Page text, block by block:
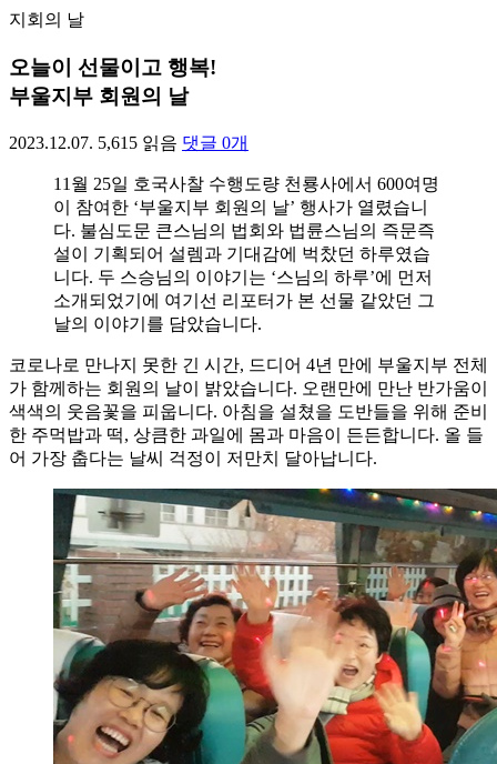
지회의 날
오늘이 선물이고 행복!
부울지부 회원의 날
2023.12.07. 5,615 읽음 댓글 0개
11월 25일 호국사찰 수행도량 천룡사에서 600여명
이 참여한 ‘부울지부 회원의 날’ 행사가 열렸습니
다. 불심도문 큰스님의 법회와 법륜스님의 즉문즉
설이 기획되어 설렘과 기대감에 벅찼던 하루였습
니다. 두 스승님의 이야기는 ‘스님의 하루’에 먼저
소개되었기에 여기선 리포터가 본 선물 같았던 그
날의 이야기를 담았습니다.
코로나로 만나지 못한 긴 시간, 드디어 4년 만에 부울지부 전체
가 함께하는 회원의 날이 밝았습니다. 오랜만에 만난 반가움이
색색의 웃음꽃을 피웁니다. 아침을 설쳤을 도반들을 위해 준비
한 주먹밥과 떡, 상큼한 과일에 몸과 마음이 든든합니다. 올 들
어 가장 춥다는 날씨 걱정이 저만치 달아납니다.